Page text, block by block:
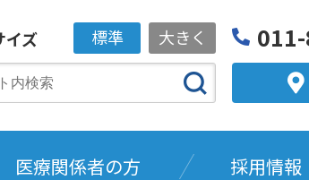
イズ 標準 大きく
医療関係者の方 採用情報